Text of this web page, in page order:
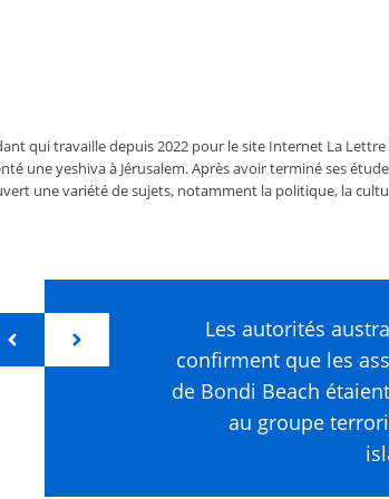
qui travaille depuis 2022 pour le site Internet La Lettre
une yeshiva à Jérusalem. Après avoir terminé ses
une variété de sujets, notamment la politique, la
Les autorités
confirment que les
de Bondi Beach
au groupe